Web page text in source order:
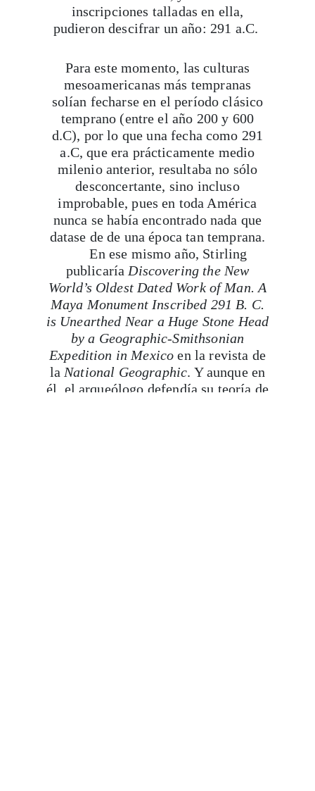
Para este momento, las culturas
solían fecharse en el período clásico
temprano (entre el año 200 y 600
d.C), por lo que una fecha como 291
a.C, que era prácticamente medio
milenio anterior, resultaba no sólo
desconcertante, sino incluso
improbable, pues en toda América
nunca se había encontrado nada que
datase de de una época tan temprana.
En ese mismo año, Stirling
publicaríaDiscovering the New
World’s Oldest Dated Work of Man. A
Maya Monument Inscribed 291 B. C.
is Unearthed Near a Huge Stone Head
by a Geographic-Smithsonian
Expedition in Mexicoen la revista de
National Geographic. Y aunque en
él, el arqueólogo defendía su teoría de
que el año 291 a.C era correcto, aún
clasificaba el monumento como